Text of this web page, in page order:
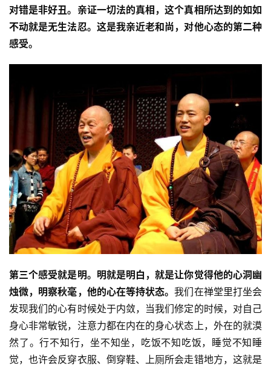
高
僧
访
谈
专
题
公
益
慈
善
佛
教
人
物
登录
对错是非好丑。亲证一切法的真相，这个真相所达到的如如
不动就是无生法忍。这是我亲近老和尚，对他心态的第二种
感受。
第三个感受就是明。明就是明白，就是让你觉得他的心洞幽
烛微，明察秋毫，他的心在等持状态。我们在禅堂里打坐会
发现我们的心有时候处于内敛，当我们修定的时候，对自己
身心非常敏锐，注意力都在内在的身心状态上，外在的就漠
然了。行不知行，坐不知坐，吃饭不知吃饭，睡觉不知睡
觉，也许会反穿衣服、倒穿鞋、上厕所会走错地方，这就是